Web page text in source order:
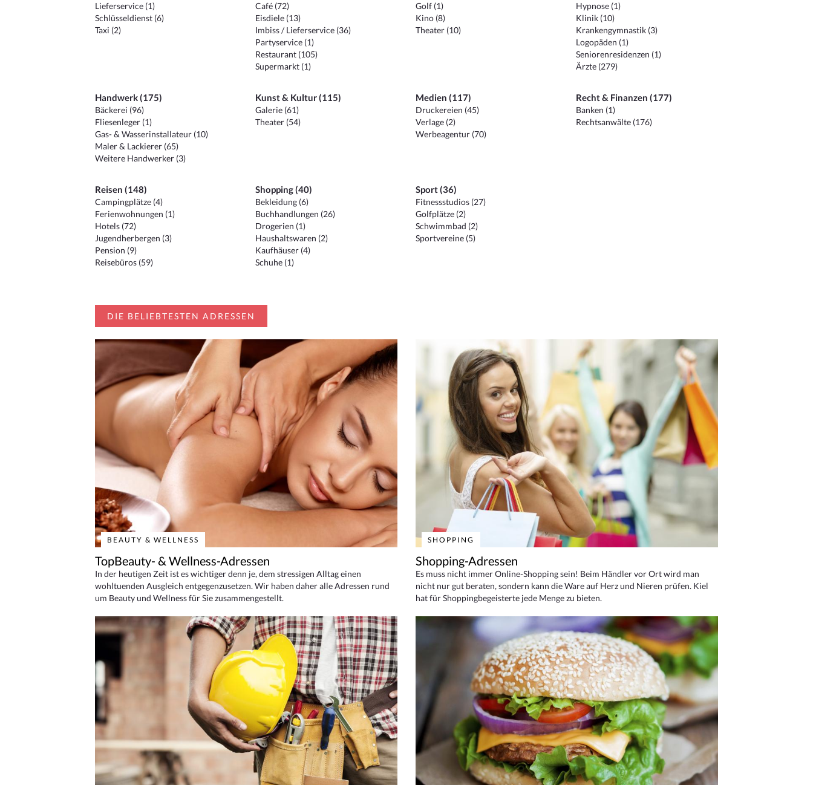
Lieferservice (1)
Schlüsseldienst (6)
Taxi (2)
Café (72)
Eisdiele (13)
Imbiss / Lieferservice (36)
Partyservice (1)
Restaurant (105)
Supermarkt (1)
Golf (1)
Kino (8)
Theater (10)
Hypnose (1)
Klinik (10)
Krankengymnastik (3)
Logopäden (1)
Seniorenresidenzen (1)
Ärzte (279)
Handwerk (175)
Bäckerei (96)
Fliesenleger (1)
Gas- & Wasserinstallateur (10)
Maler & Lackierer (65)
Weitere Handwerker (3)
Kunst & Kultur (115)
Galerie (61)
Theater (54)
Medien (117)
Druckereien (45)
Verlage (2)
Werbeagentur (70)
Recht & Finanzen (177)
Banken (1)
Rechtsanwälte (176)
Reisen (148)
Campingplätze (4)
Ferienwohnungen (1)
Hotels (72)
Jugendherbergen (3)
Pension (9)
Reisebüros (59)
Shopping (40)
Bekleidung (6)
Buchhandlungen (26)
Drogerien (1)
Haushaltswaren (2)
Kaufhäuser (4)
Schuhe (1)
Sport (36)
Fitnessstudios (27)
Golfplätze (2)
Schwimmbad (2)
Sportvereine (5)
DIE BELIEBTESTEN ADRESSEN
BEAUTY & WELLNESS
TopBeauty- & Wellness-Adressen
In der heutigen Zeit ist es wichtiger denn je, dem stressigen Alltag einen
wohltuenden Ausgleich entgegenzusetzen. Wir haben daher alle Adressen rund
um Beauty und Wellness für Sie zusammengestellt.
SHOPPING
Shopping-Adressen
Es muss nicht immer Online-Shopping sein! Beim Händler vor Ort wird man
nicht nur gut beraten, sondern kann die Ware auf Herz und Nieren prüfen. Kiel
hat für Shoppingbegeisterte jede Menge zu bieten.